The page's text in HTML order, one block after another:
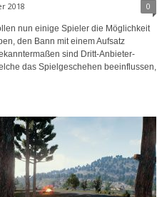
2018 0
nun einige Spieler die Möglichkeit
den Bann mit einem Aufsatz
sind Dritt-Anbieter-
das Spielgeschehen beeinflussen,